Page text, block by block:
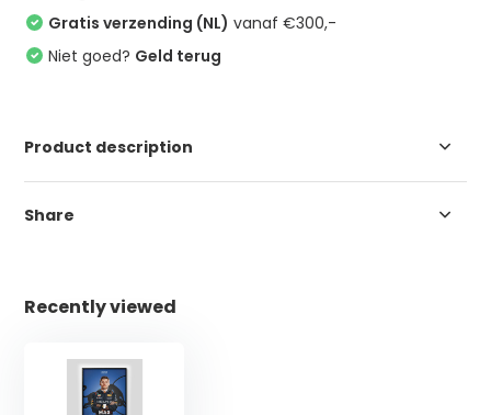
Gratis verzending (NL) vanaf €300,-
Niet goed? Geld terug
Product description
Share
Recently viewed